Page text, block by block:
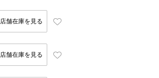
店舗在庫を見る
店舗在庫を見る